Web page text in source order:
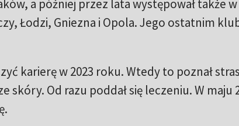
a później przez lata występował także w
Łodzi, Gniezna i Opola. Jego ostatnim
karierę w 2023 roku. Wtedy to poznał
skóry. Od razu poddał się leczeniu. W maju